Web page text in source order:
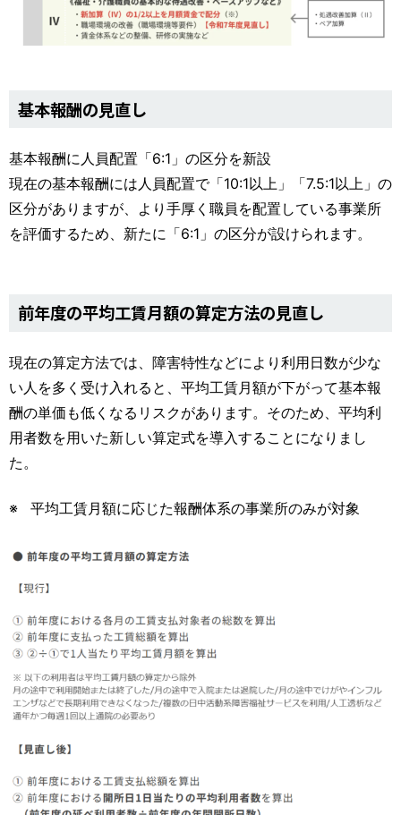
基本報酬の見直し
基本報酬に人員配置「6:1」の区分を新設
現在の基本報酬には人員配置で「10:1以上」「7.5:1以上」の
区分がありますが、より手厚く職員を配置している事業所
を評価するため、新たに「6:1」の区分が設けられます。
前年度の平均工賃月額の算定方法の見直し
現在の算定方法では、障害特性などにより利用日数が少な
い人を多く受け入れると、平均工賃月額が下がって基本報
酬の単価も低くなるリスクがあります。そのため、平均利
用者数を用いた新しい算定式を導入することになりまし
た。
平均工賃月額に応じた報酬体系の事業所のみが対象